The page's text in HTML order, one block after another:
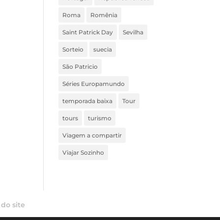
Roma Romênia
Saint Patrick Day Sevilha
Sorteio suecia
São Patricio
Séries Europamundo
temporada baixa Tour
tours turismo
Viagem a compartir
Viajar Sozinho
site